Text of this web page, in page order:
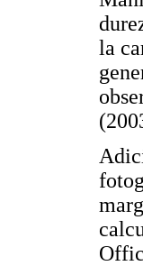
la